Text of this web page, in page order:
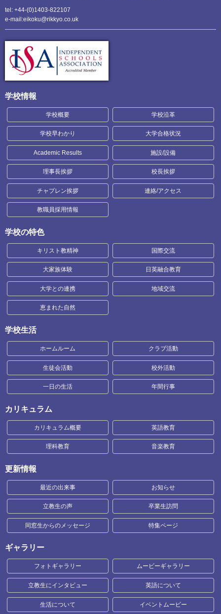
tel: +44-(0)1403-822107
e-mail:eikoku@rikkyo.co.uk
学校情報
学校概要 学校沿革
学校早わかり 大学合格状況
Academic Results 施設/設備
理事長挨拶 校長挨拶
チャプレン挨拶 連絡/アクセス
教職員採用情報
学校の特色
キリスト教精神 国際交流
大家族体験 日英融合教育
大学との連携 地域交流
恵まれた自然
学校生活
ホームルーム クラブ活動
生徒会活動 校外活動
一日の生活 年間行事
カリキュラム
カリキュラム概要 英語教育
理科教育 音楽教育
更新情報
最近の出来事 お知らせ
立教生の声 卒業生訪問
同窓生からのメッセージ 特集ページ
ギャラリー
フォトギャラリー ムービーギャラリー
立教生にインタビュー 英語について
生活について イベントムービー